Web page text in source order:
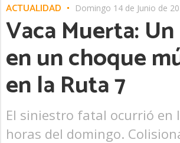
ACTUALIDAD Domingo 14 de Junio de
Vaca Muerta:
en un choque
en la Ruta 7
El siniestro fatal ocurrió en
horas del domingo.